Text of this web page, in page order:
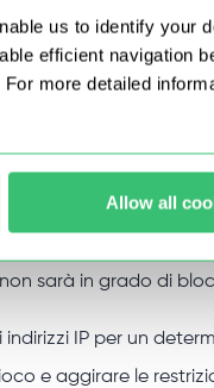
us to identify your
efficient navigation
more detailed
Allow all
sarà in grado di
IP per un
e aggirare le